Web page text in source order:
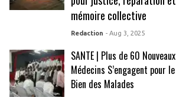
mémoire collective
Redaction - Aug 3, 2025
SANTE | Plus de 60 Nouveaux
Médecins S’engagent pour le
Bien des Malades